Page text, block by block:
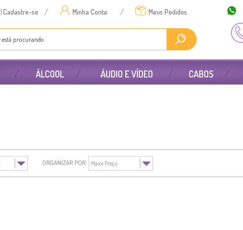
Cadastre-se / Minha Conta / Meus Pedidos
ÁLCOOL ÁUDIO E VÍDEO CABOS
ORGANIZAR POR: